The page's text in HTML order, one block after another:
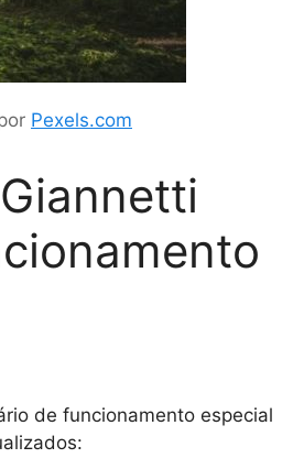
Pexels.com
de funcionamento especial